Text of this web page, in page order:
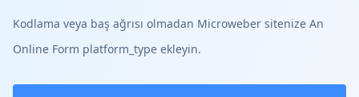
Kodlama veya baş ağrısı olmadan Microweber sitenize An
Online Form platform_type ekleyin.